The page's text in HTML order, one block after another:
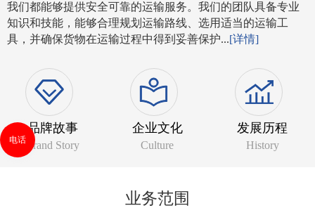
我们都能够提供安全可靠的运输服务。我们的团队具备专业
知识和技能，能够合理规划运输路线、选用适当的运输工
具，并确保货物在运输过程中得到妥善保护...[详情]
品牌故事
Brand Story
企业文化
Culture
发展历程
History
业务范围
电话